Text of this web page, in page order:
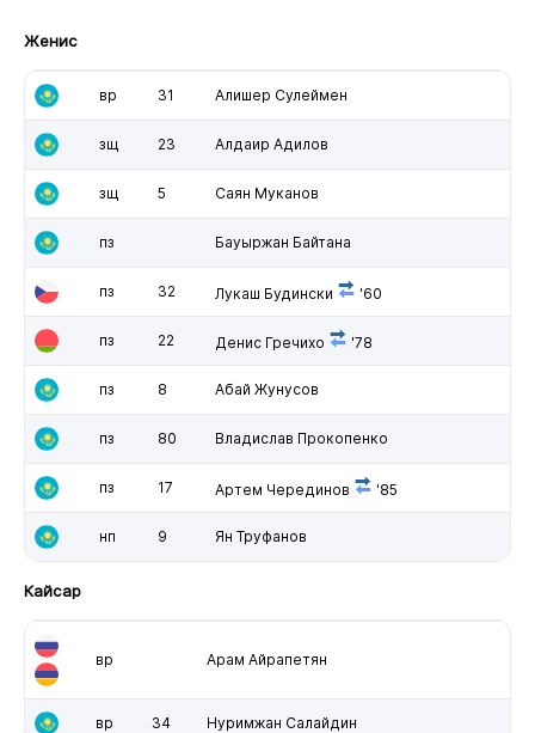
Женис
вр 31 Алишер Сулеймен
зщ 23 Алдаир Адилов
зщ 5 Саян Муканов
пз Бауыржан Байтана
пз 32 Лукаш Будински '60
пз 22 Денис Гречихо '78
пз 8 Абай Жунусов
пз 80 Владислав Прокопенко
пз 17 Артем Черединов '85
нп 9 Ян Труфанов
Кайсар
вр Арам Айрапетян
вр 34 Нуримжан Салайдин